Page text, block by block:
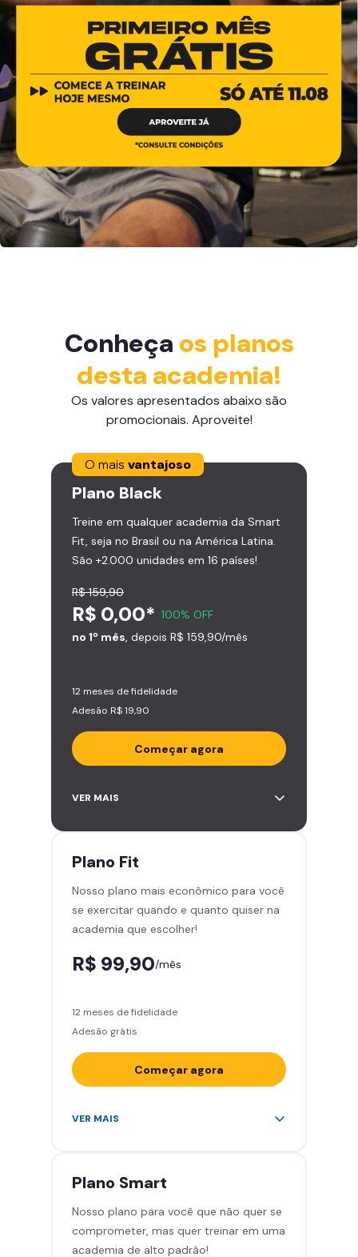
Conheça os planos
desta academia!
Os valores apresentados abaixo são
promocionais. Aproveite!
O mais vantajoso
Plano Black
Treine em qualquer academia da Smart
Fit, seja no Brasil ou na América Latina.
São +2.000 unidades em 16 países!
R$ 159,90
R$ 0,00* 100% OFF
no 1º mês, depois R$ 159,90/mês
12 meses de fidelidade
Adesão R$ 19,90
Começar agora
Acesso ilimitado a +2.000
Leve 5 amigos por mês para
Cadeira de massagem
Área de musculação e aeróbicos
Smart Fit App
VER MAIS
Plano Fit
Nosso plano mais econômico para você
se exercitar quando e quanto quiser na
academia que escolher!
R$ 99,90/mês
12 meses de fidelidade
Adesão grátis
Começar agora
Acesso ilimitado a +2.000
Cadeira de massagem
Área de musculação e aeróbicos
Smart Fit App
VER MAIS
Plano Smart
Nosso plano para você que não quer se
comprometer, mas quer treinar em uma
academia de alto padrão!